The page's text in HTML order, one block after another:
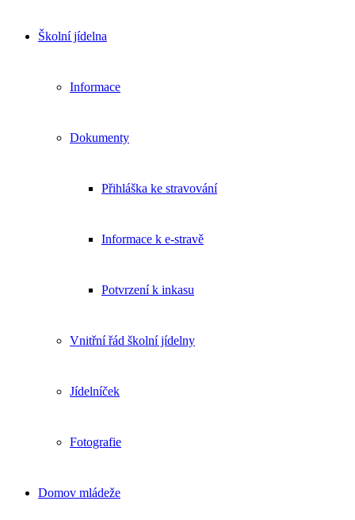
Školní jídelna
Informace
Dokumenty
Přihláška ke stravování
Informace k e-stravě
Potvrzení k inkasu
Vnitřní řád školní jídelny
Jídelníček
Fotografie
Domov mládeže